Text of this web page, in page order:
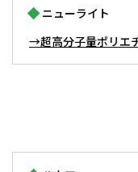
ニューライト
→超高分子量ポリエ